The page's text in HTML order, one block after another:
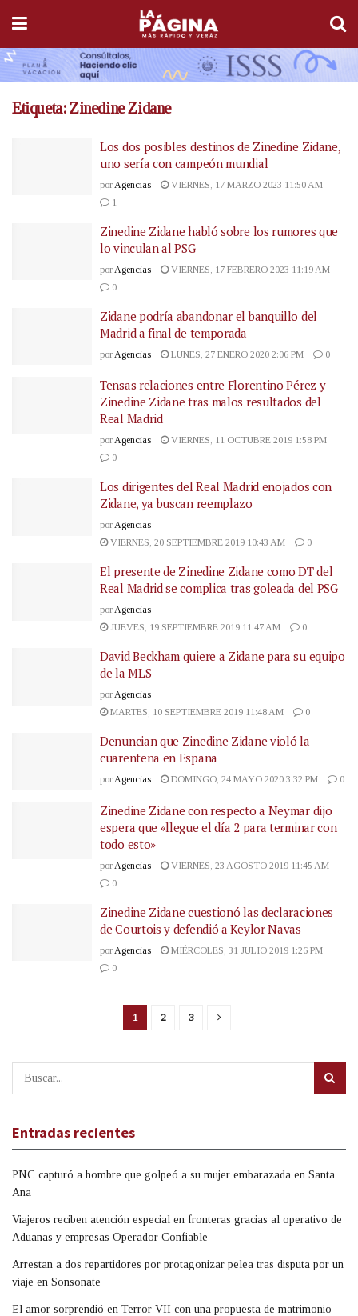
Etiqueta:Zinedine Zidane
Los dos posibles destinos de Zinedine Zidane,
uno sería con campeón mundial
por Agencias
VIERNES, 17 MARZO 2023 11:50 AM
1
Zinedine Zidane habló sobre los rumores que
lo vinculan al PSG
por Agencias
VIERNES, 17 FEBRERO 2023 11:19 AM
0
Zidane podría abandonar el banquillo del
Madrid a final de temporada
por Agencias LUNES, 27 ENERO 2020 2:06 PM 0
Tensas relaciones entre Florentino Pérez y
Zinedine Zidane tras malos resultados del
Real Madrid
porAgencias
VIERNES, 11 OCTUBRE 2019 1:58 PM
0
Los dirigentes del Real Madrid enojados con
Zidane, ya buscan reemplazo
porAgencias
VIERNES, 20 SEPTIEMBRE 2019 10:43 AM
0
El presente de Zinedine Zidane como DT del
Real Madrid se complica tras goleada del PSG
porAgencias
JUEVES, 19 SEPTIEMBRE 2019 11:47 AM
0
David Beckham quiere a Zidane para su equipo
de la MLS
porAgencias
MARTES, 10 SEPTIEMBRE 2019 11:48 AM
0
Denuncian que Zinedine Zidane violó la
cuarentena en España
porAgencias DOMINGO, 24 MAYO 2020 3:32 PM 0
Zinedine Zidane con respecto a Neymar dijo
espera que «llegue el día 2 para terminar con
todo esto»
por Agencias
VIERNES, 23 AGOSTO 2019 11:45 AM
0
Zinedine Zidane cuestionó las declaraciones
de Courtois y defendió a Keylor Navas
por Agencias
MIÉRCOLES, 31 JULIO 2019 1:26 PM
0
1 2 3
Entradas recientes
PNC capturó a hombre que golpeó a su mujer embarazada en Santa
Ana
Viajeros reciben atención especial en fronteras gracias al operativo de
Aduanas y empresas Operador Confiable
Arrestan a dos repartidores por protagonizar pelea tras disputa por un
viaje en Sonsonate
El amor sorprendió en Terror VII con una propuesta de matrimonio